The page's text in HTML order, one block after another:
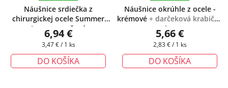
Náušnice srdiečka z
chirurgickej ocele Summer
Love - oranžové
6,94 €
Jednotková
3,47 € / 1 ks
DO KOŠÍKA
Náušnice okrúhle z ocele -
krémové + darčeková krabička
zadarmo
5,66 €
Jednotková
2,83 € / 1 ks
DO KOŠÍKA